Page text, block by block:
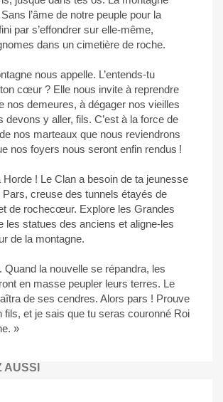
l’âme de notre peuple pour la
par s’effondrer sur elle-même,
dans un cimetière de roche.
nous appelle. L’entends-tu
cœur ? Elle nous invite à reprendre
nos demeures, à dégager nos vieilles
devons y aller, fils. C’est à la force de
nos marteaux que nous reviendrons
nos foyers nous seront enfin rendus !
! Le Clan a besoin de ta jeunesse
Pars, creuse des tunnels étayés de
de rochecœur. Explore les Grandes
les statues des anciens et aligne-les
de la montagne.
Quand la nouvelle se répandra, les
en masse peupler leurs terres. Le
de ses cendres. Alors pars ! Prouve
fils, et je sais que tu seras couronné Roi
»
AUSSI